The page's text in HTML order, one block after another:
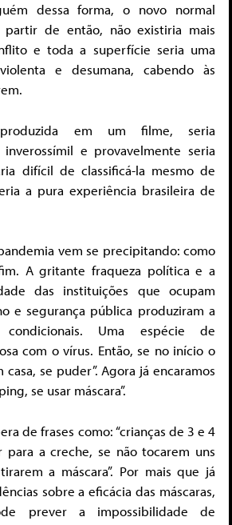
dessa forma, o novo normal
partir de então, não existiria mais
e toda a superfície seria uma
e desumana, cabendo às
em um filme, seria
inverossímil e provavelmente seria
difícil de classificá-la mesmo de
a pura experiência brasileira de
vem se precipitando: como
A gritante fraqueza política e a
das instituições que ocupam
e segurança pública produziram a
Uma espécie de
com o vírus. Então, se no início o
casa, se puder”. Agora já encaramos
se usar máscara”.
de frases como: “crianças de 3 e 4
para a creche, se não tocarem uns
a máscara”. Por mais que já
sobre a eficácia das máscaras,
prever a impossibilidade de